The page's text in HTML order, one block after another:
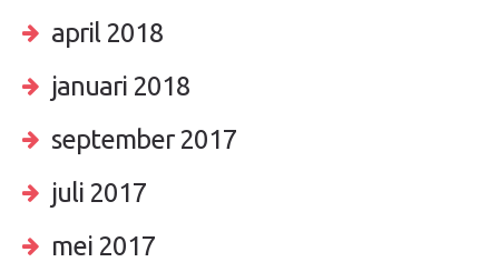
april 2018
januari 2018
september 2017
juli 2017
mei 2017